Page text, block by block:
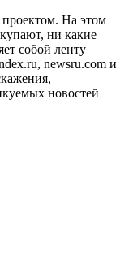
На этом
ни какие
собой ленту
newsru.com и
новостей